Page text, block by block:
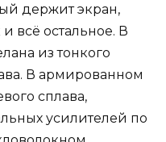
держит экран,
всё остальное. В
из тонкого
В армированном
сплава,
усилителей по